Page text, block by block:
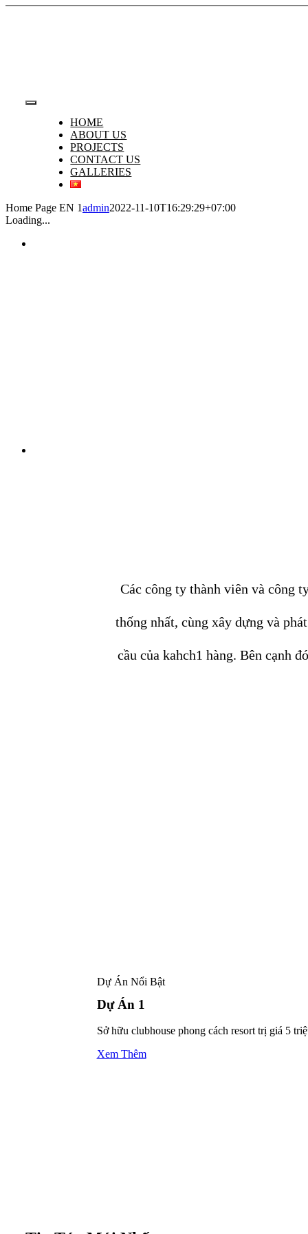
Navigation
HOME
ABOUT US
PROJECTS
CONTACT US
GALLERIES
Home Page EN 1admin2022-11-10T16:29:29+07:00
Loading...
Các công ty thành viên và công
thống nhất, cùng xây dựng và
cầu của kahch1 hàng. Bên cạnh
Dự Án Nổi Bật
Dự Án 1
Sở hữu clubhouse phong cách resort trị giá 5
Xem Thêm